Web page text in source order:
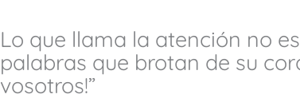
Lo que llama la atención no
palabras que brotan de su
vosotros!”